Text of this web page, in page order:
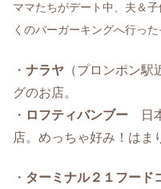
ママたちがデート中、夫＆
くのバーガーキングへ行った
・ ナラヤ （プロンポン
グのお店。
・ ロフティバンブー 日
店。めっちゃ好み！はま
・ ターミナル２１フード